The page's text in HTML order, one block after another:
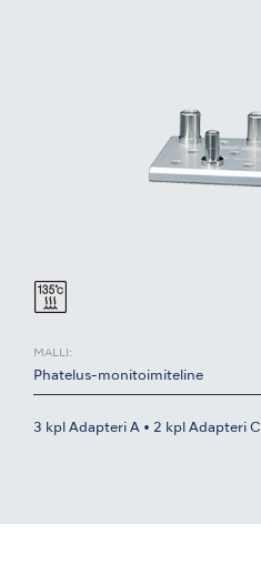
MALLI:
Phatelus-monitoimiteline
3 kpl Adapteri A • 2 kpl Adapteri C